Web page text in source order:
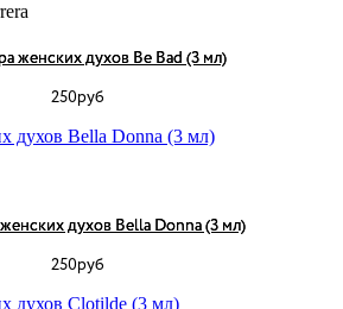
женских духов Be Bad (3 мл)
250руб
духов Bella Donna (3 мл)
250руб